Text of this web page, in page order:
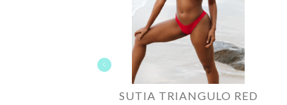
SUTIA TRIANGULO RED